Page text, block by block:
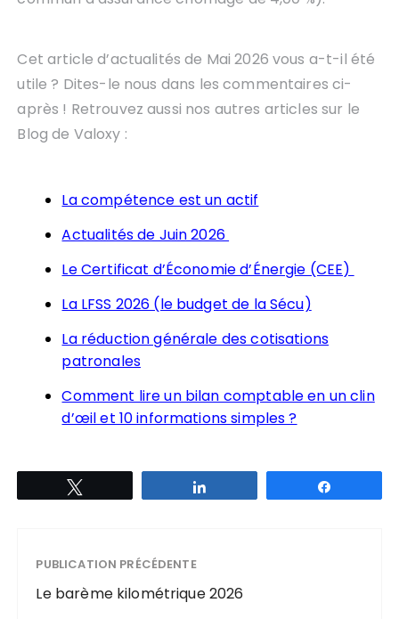
Cet article d’actualités de Mai 2026 vous a-t-il été
utile ? Dites-le nous dans les commentaires ci-
après ! Retrouvez aussi nos autres articles sur le
Blog de Valoxy :
La compétence est un actif
Actualités de Juin 2026
Le Certificat d’Économie d’Énergie (CEE)
La LFSS 2026 (le budget de la Sécu)
La réduction générale des cotisations
patronales
Comment lire un bilan comptable en un clin
d’œil et 10 informations simples ?
PUBLICATION PRÉCÉDENTE
Le barème kilométrique 2026